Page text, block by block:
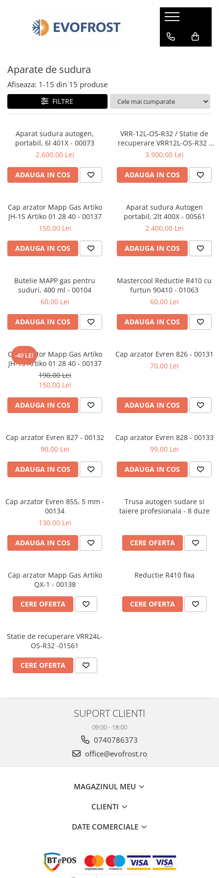
Camere frigorifice
Uși camere frigorifice
Yale, balamale
Componente camere frigorifice
Agregate frigorifice
Agregate Tecumseh
Agregate Embraco
Agregate Cubigel
Agregate Copeland
Agregate frigorifice carcasate
Compresoare frigorifice
Compresoare Tecumseh
Compresoare Bitzer
Compresoare Copeland
Compresoare Danfoss
Condensatoare frigorifice
Tavan
Unghiular
Perete
Cubic
Automatizare
Controlere
Panou comanda
Separator ulei
Termostate
Filtre
Valve termostatice de expansiune
Vizoare de lichid
Robineti
Motor ventilator
Ventilatoare
Ventilator axial
Materiale si accesorii
Uleiuri frigorifice
Agenti frigorifici
Curatare si igienizare
Teava
Curățare și igienizare
Refneți
Furtunuri
Diverse
Unelte și scule
Indoitor țeavă
Truse bercluit și lărgit
Pompe de vid
Tăietor țeavă
Termometre
Detectoare scăpări gaze
Gama Value
Aer conditionat
Aer conditionat rezidental
Pachete cu montaj inclus
Daikin Sensira
Gree Cosmo
Gree Pulsar
Yamato OPTIMUM
Yamato Avanti
Arielli
Midea Xtreme Eco
Samsung
Accesorii aer conditionat
Compresor aer conditionat
Condensator aer conditionat
Accesorii montaj aer condiționat
Elemente mascare traseu aer
Aparate de sudura
Afiseaza: 1-15 din 15 produse
FILTRE
Aparat sudura autogen,
portabil, 6l 401X - 00073
2.600,00 Lei
ADAUGA IN COS
VRR-12L-OS-R32 / Statie de
recuperare VRR12L-OS-R32 -
00559
3.900,00 Lei
ADAUGA IN COS
Cap arzator Mapp Gas Artiko
JH-1S Artiko 01 28 40 - 00137
150,00 Lei
ADAUGA IN COS
Aparat sudura Autogen
portabil, 2lt 400X - 00561
2.400,00 Lei
ADAUGA IN COS
Butelie MAPP gas pentru
suduri, 400 ml - 00104
60,00 Lei
ADAUGA IN COS
Mastercool Reductie R410 cu
furtun 90410 - 01063
60,00 Lei
ADAUGA IN COS
-40 LEI
Cap arzator Mapp Gas Artiko
JH-1S Artiko 01 28 40 - 00137
190,00 Lei
150,00 Lei
ADAUGA IN COS
Cap arzator Evren 826 - 00131
70,00 Lei
ADAUGA IN COS
Cap arzator Evren 827 - 00132
90,00 Lei
ADAUGA IN COS
Cap arzator Evren 828 - 00133
99,00 Lei
ADAUGA IN COS
Cap arzator Evren 855, 5 mm -
00134
130,00 Lei
ADAUGA IN COS
Trusa autogen sudare si
taiere profesionala - 8 duze
CERE OFERTA
Cap arzator Mapp Gas Artiko
QX-1 - 00138
CERE OFERTA
Reductie R410 fixa
CERE OFERTA
Statie de recuperare VRR24L-
OS-R32 -01561
CERE OFERTA
SUPORT CLIENTI
09:00 - 18:00
0740786373
office@evofrost.ro
MAGAZINUL MEU
CLIENTI
DATE COMERCIALE